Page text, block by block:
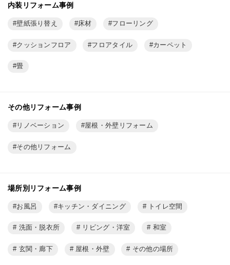
内装リフォーム事例
壁紙張り替え 床材 フローリング
クッションフロア フロアタイル カーペット
畳
その他リフォーム事例
リノベーション 屋根・外壁リフォーム
その他リフォーム
場所別リフォーム事例
お風呂 キッチン・ダイニング トイレ空間
洗面・脱衣所 リビング・洋室 和室
玄関・廊下 屋根・外壁 その他の場所